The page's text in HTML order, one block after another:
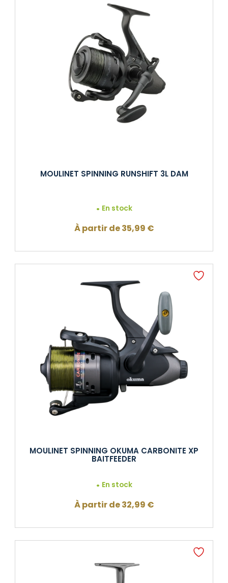
MOULINET SPINNING RUNSHIFT 3L DAM
En stock
À partir de35,99 €
MOULINET SPINNING OKUMA CARBONITE XP
BAITFEEDER
En stock
À partir de32,99 €